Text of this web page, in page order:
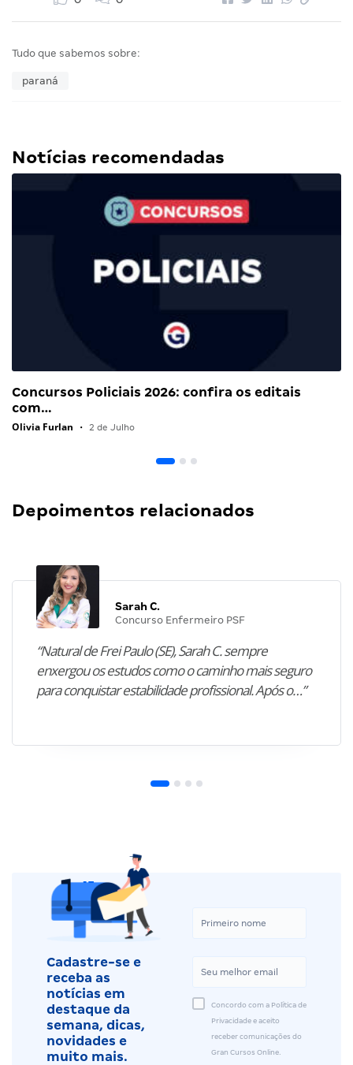
Tudo que sabemos sobre:
paraná
Notícias recomendadas
Concursos Policiais 2026: confira os editais
com…
Olivia Furlan • 2 de Julho
Depoimentos relacionados
Sarah C.
Concurso Enfermeiro PSF
“Natural de Frei Paulo (SE), Sarah C. sempre
enxergou os estudos como o caminho mais seguro
para conquistar estabilidade profissional. Após o…”
Cadastre-se e
receba as
notícias em
destaque da
semana, dicas,
novidades e
muito mais.
Concordo com a Política de
Privacidade e aceito
receber comunicações do
Gran Cursos Online.